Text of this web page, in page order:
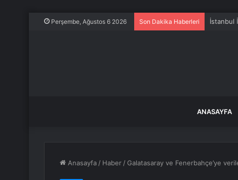
Perşembe, Ağustos 6 2026 Son Dakika Haberleri TBMM
ANASAYFA
Anasayfa / Haber / Galatasaray ve Fenerbahçe’ye